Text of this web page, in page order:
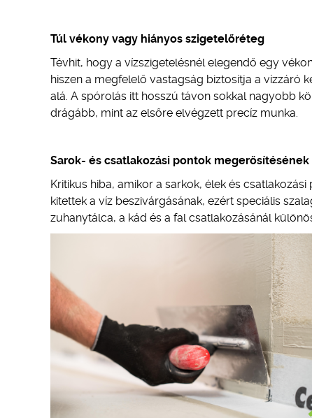
Túl vékony vagy hiányos szigetelőréteg
Tévhit, hogy a vízszigetelésnél elegendő egy
hiszen a megfelelő vastagság biztosítja a vízzáró
alá. A spórolás itt hosszú távon sokkal nagyobb
drágább, mint az elsőre elvégzett precíz munka.
Sarok- és csatlakozási pontok megerősítésének
Kritikus hiba, amikor a sarkok, élek és
kitettek a víz beszivárgásának, ezért speciális
zuhanytálca, a kád és a fal csatlakozásánál